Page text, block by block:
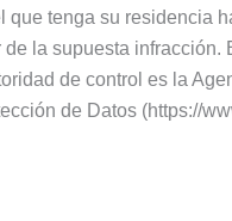
que tenga su residencia
la supuesta infracción.
de control es la
de Datos (https://